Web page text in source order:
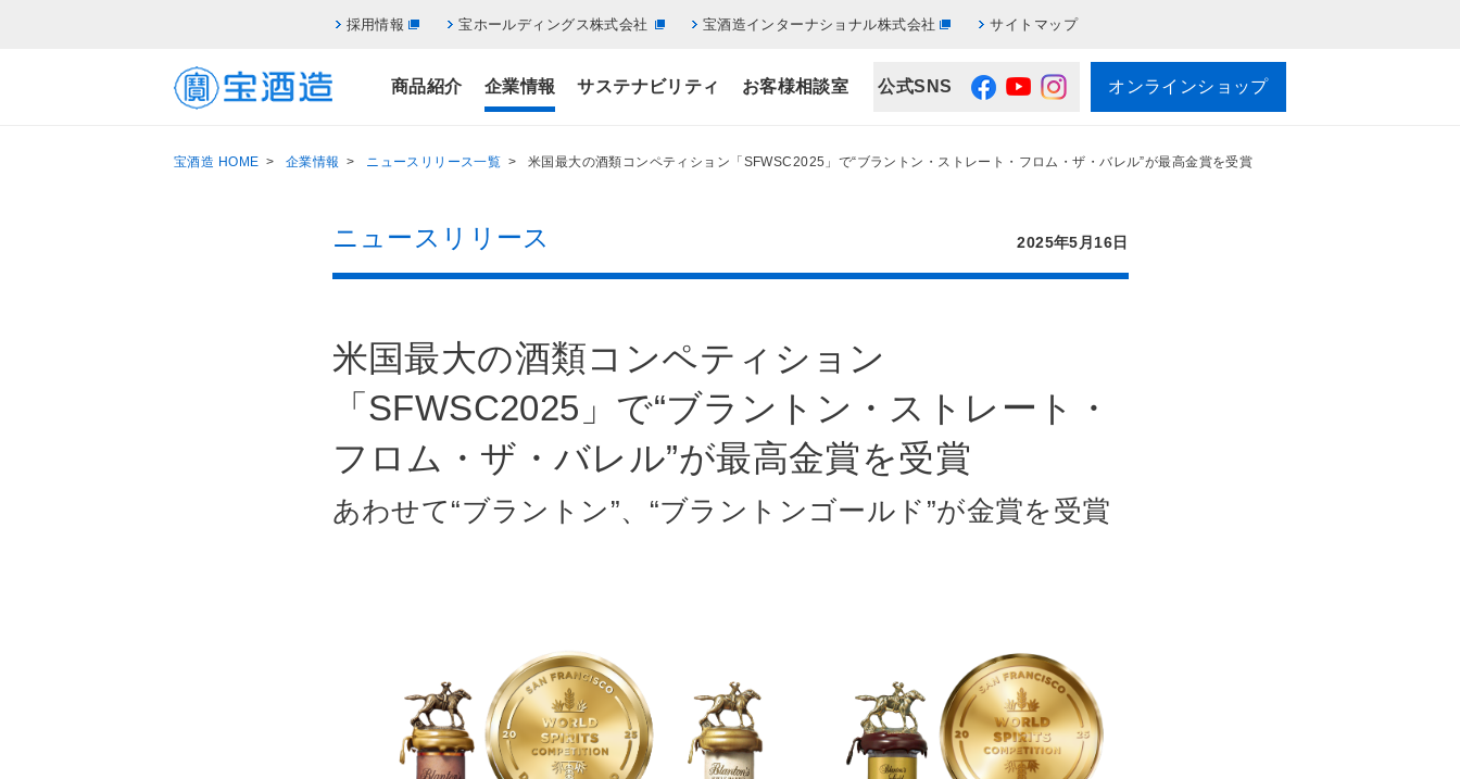
商品紹介 企業情報 サステナビリティ お客様相談室 公式SNS オンラインショップ
採用情報 宝ホールディングス株式会社 宝酒造インターナショナル株式会社 サイトマップ
宝酒造 HOME > 企業情報 > ニュースリリース一覧 > 米国最大の酒類コンペティション「SFWSC2025」で“ブラントン・ストレート・フロム・ザ・バレル”が最高金賞を受賞
ニュースリリース 2025年5月16日
米国最大の酒類コンペティション
「SFWSC2025」で“ブラントン・ストレート・
フロム・ザ・バレル”が最高金賞を受賞
あわせて“ブラントン”、“ブラントンゴールド”が金賞を受賞